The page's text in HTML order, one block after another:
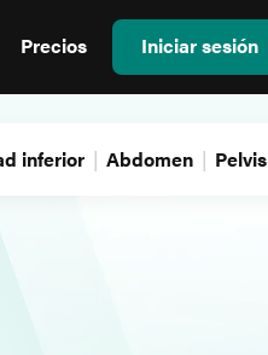
Precios Iniciar sesión
inferior Abdomen Pelvis